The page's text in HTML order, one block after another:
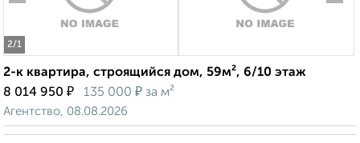
2/1
2-к квартира, строящийся дом, 59м², 6/10 этаж
8 014 950 ₽ 135 000 ₽ за м²
Агентство, 08.08.2026